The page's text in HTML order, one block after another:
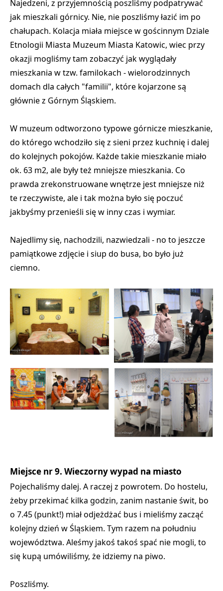
Najedzeni, z przyjemnością poszliśmy podpatrywać
jak mieszkali górnicy. Nie, nie poszliśmy łazić im po
chałupach. Kolacja miała miejsce w gościnnym Dziale
Etnologii Miasta Muzeum Miasta Katowic, wiec przy
okazji mogliśmy tam zobaczyć jak wyglądały
mieszkania w tzw. familokach - wielorodzinnych
domach dla całych "familii", które kojarzone są
głównie z Górnym Śląskiem.
W muzeum odtworzono typowe górnicze mieszkanie,
do którego wchodziło się z sieni przez kuchnię i dalej
do kolejnych pokojów. Każde takie mieszkanie miało
ok. 63 m2, ale były też mniejsze mieszkania. Co
prawda zrekonstruowane wnętrze jest mniejsze niż
te rzeczywiste, ale i tak można było się poczuć
jakbyśmy przenieśli się w inny czas i wymiar.
Najedlimy się, nachodzili, nazwiedzali - no to jeszcze
pamiątkowe zdjęcie i siup do busa, bo było już
ciemno.
Miejsce nr 9. Wieczorny wypad na miasto
Pojechaliśmy dalej. A raczej z powrotem. Do hostelu,
żeby przekimać kilka godzin, zanim nastanie świt, bo
o 7.45 (punkt!) miał odjeżdżać bus i mieliśmy zacząć
kolejny dzień w Śląskiem. Tym razem na południu
województwa. Aleśmy jakoś takoś spać nie mogli, to
się kupą umówiliśmy, że idziemy na piwo.
Poszliśmy.